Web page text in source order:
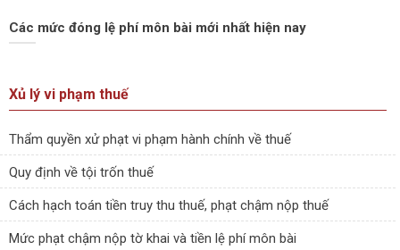
Các mức đóng lệ phí môn bài mới nhất hiện nay
Xủ lý vi phạm thuế
Thẩm quyền xử phạt vi phạm hành chính về thuế
Quy định về tội trốn thuế
Cách hạch toán tiền truy thu thuế, phạt chậm nộp thuế
Mức phạt chậm nộp tờ khai và tiền lệ phí môn bài